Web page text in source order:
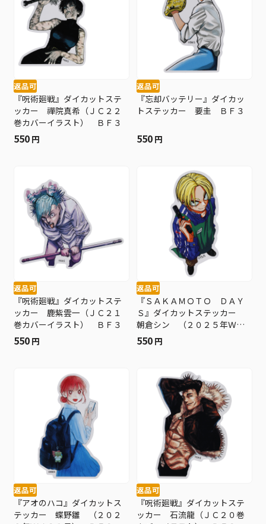
返品可
『呪術廻戦』ダイカットステ
ッカー 禪院真希（ＪＣ２２
巻カバーイラスト） ＢＦ３
550 円
返品可
『忘却バッテリー』ダイカッ
トステッカー 要圭 ＢＦ３
550 円
返品可
『呪術廻戦』ダイカットステ
ッカー 鹿紫雲一（ＪＣ２１
巻カバーイラスト） ＢＦ３
550 円
返品可
『ＳＡＫＡＭＯＴＯ ＤＡＹ
Ｓ』ダイカットステッカー
朝倉シン （２０２５年ＷＪ
１４号） ＢＦ３
550 円
返品可
『アオのハコ』ダイカットス
テッカー 蝶野雛 （２０２
返品可
『呪術廻戦』ダイカットステ
ッカー 石流龍（ＪＣ２０巻